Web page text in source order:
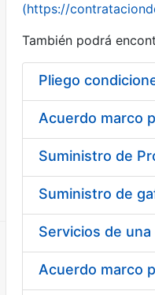
Mostrar/Ocultar
Mostrar/Ocultar
(https://
También podrá
Pliego
Acuerdo marco
Acuerdo marco